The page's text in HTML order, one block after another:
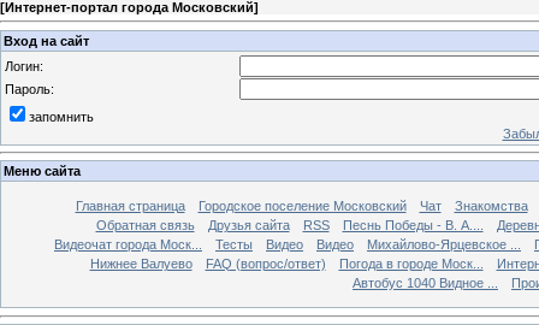
[Интернет-портал города Московский]
Вход на сайт
Логин:
Пароль:
запомнить
Меню сайта
Главная страница Городское поселение Московский Чат
Знакомства
Обратная связь
Друзья сайта RSS Песнь Победы - В. А....
Видеочат города Моск...
Тесты Видео Видео Михайлово-Ярцевское ...
Нижнее Валуево
FAQ (вопрос/ответ) Погода в городе Моск...
Автобус 1040 Видное ...